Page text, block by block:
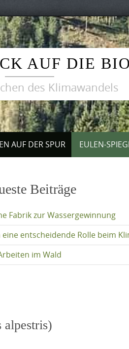
AUF DIE
des Klimawandels
AUF DER SPUR EULEN-
Beiträge
Fabrik zur Wassergewinnung
entscheidende Rolle beim
im Wald
alpestris)